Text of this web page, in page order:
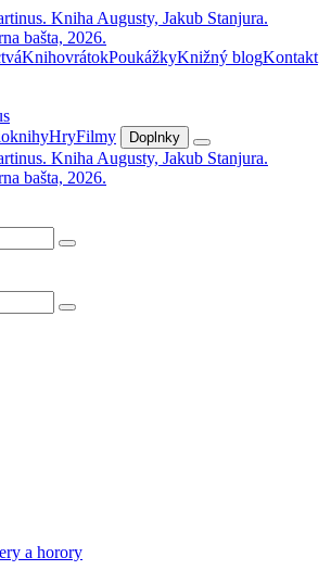
KnihovrátokPoukážkyKnižný blogKontakt
HryFilmy Doplnky
a horory